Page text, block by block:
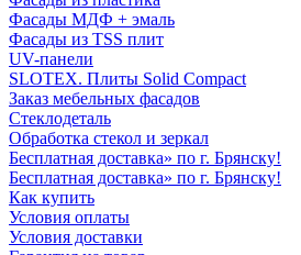
Фасады МДФ + эмаль
Фасады из TSS плит
UV-панели
SLOTEX. Плиты Solid Compact
Заказ мебельных фасадов
Стеклодеталь
Обработка стекол и зеркал
Бесплатная доставка» по г. Брянску!
Бесплатная доставка» по г. Брянску!
Как купить
Условия оплаты
Условия доставки